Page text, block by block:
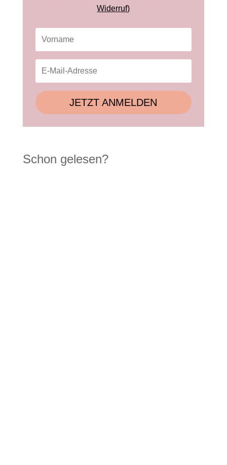
Widerruf)
JETZT ANMELDEN
Schon gelesen?